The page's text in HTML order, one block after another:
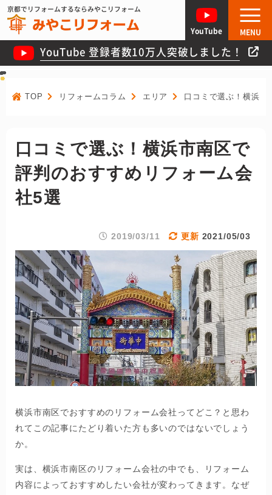
京都でリフォームするならみやこリフォーム
YouTube 登録者数10万人突破しました！
YouTube MENU
TOP リフォームコラム エリア 口コミで選ぶ！横浜市
口コミで選ぶ！横浜市南区で
評判のおすすめリフォーム会
社5選
2019/03/11 2021/05/03
横浜市南区でおすすめのリフォーム会社ってどこ？と思わ
れてこの記事にたどり着いた方も多いのではないでしょう
か。
実は、横浜市南区のリフォーム会社の中でも、リフォーム
内容によっておすすめしたい会社が変わってきます。なぜ